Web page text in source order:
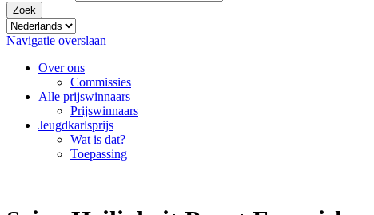
Zoek
Navigatie overslaan
Over ons
Commissies
Alle prijswinnaars
Prijswinnaars
Jeugdkarlsprijs
Wat is dat?
Toepassing